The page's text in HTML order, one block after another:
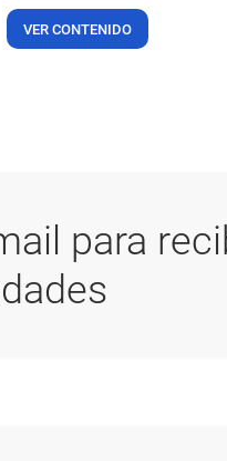
VER CONTENIDO
para